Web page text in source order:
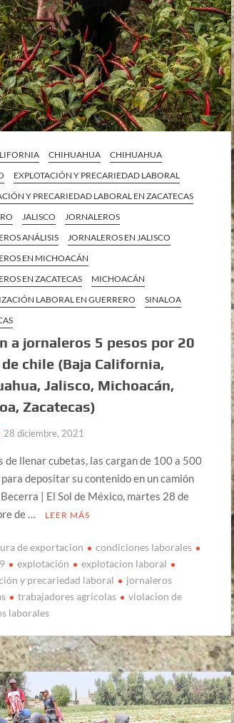
CHIHUAHUA
CHIHUAHUA
EXPLOTACIÓN Y PRECARIEDAD LABORAL
Y PRECARIEDAD LABORAL EN ZACATECAS
JALISCO
JORNALEROS
ANÁLISIS
JORNALEROS EN JALISCO
EN MICHOACÁN
EN ZACATECAS
MICHOACÁN
LABORAL EN GUERRERO
SINALOA
a jornaleros 5 pesos por 20
chile (Baja California,
Jalisco, Michoacán,
Zacatecas)
28 diciembre, 2021
de llenar cubetas, las cargan de 100 a 500
depositar su contenido en un camión
| El Sol de México, martes 28 de
de …
LEER MÁS
de exportacion
condiciones laborales
explotación
explotacion laboral
y precariedad laboral
jornaleros
trabajadores agricolas
violacion de
laborales